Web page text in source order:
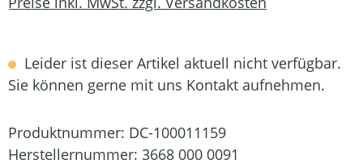
Leider ist dieser Artikel aktuell nicht verfügbar.
Sie können gerne mit uns Kontakt aufnehmen.
Produktnummer: DC-100011159
Herstellernummer: 3668 000 0091